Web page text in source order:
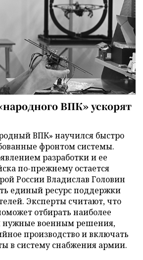
ВПК» ускорят
ВПК» научился быстро
фронтом системы.
разработки и ее
по-прежнему остается
России Владислав Головин
единый ресурс поддержки
Эксперты считают, что
отбирать наиболее
нужные военным решения,
производство и включать
в систему снабжения армии.